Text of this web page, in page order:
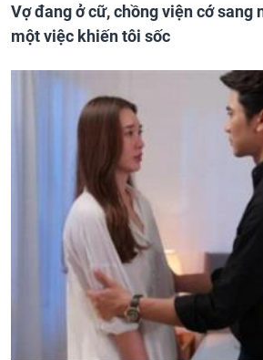
Vợ đang ở cữ, chồng viện cớ sang
một việc khiến tôi sốc